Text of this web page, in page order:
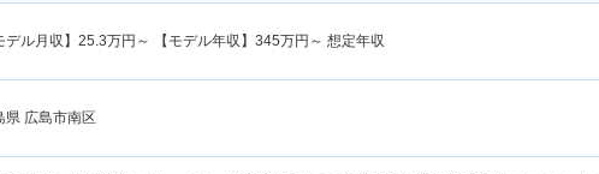
デル月収】 25.3万円～ 【モデル年収】 345万円～ 想定年収
県 広島市南区